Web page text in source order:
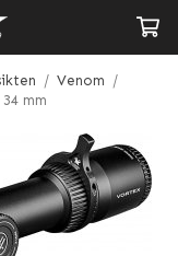
/ Venom /
mm